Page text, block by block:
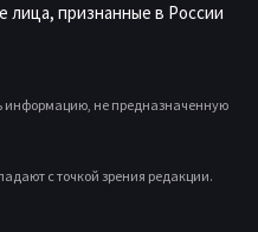
лица, признанные в России
информацию, не предназначенную
с точкой зрения редакции.